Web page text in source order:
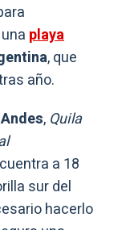
playa
, que
año.
, Quila
a 18
sur del
hacerlo